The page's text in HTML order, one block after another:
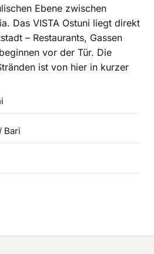
Ebene zwischen
Das VISTA Ostuni liegt direkt
– Restaurants, Gassen
vor der Tür. Die
ist von hier in kurzer
Bari